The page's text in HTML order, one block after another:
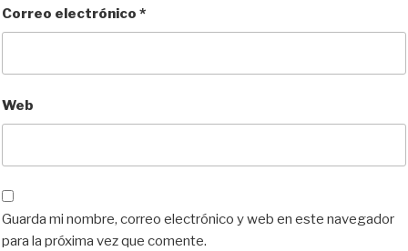
Correo electrónico *
Web
Guarda mi nombre, correo electrónico y web en este navegador
para la próxima vez que comente.